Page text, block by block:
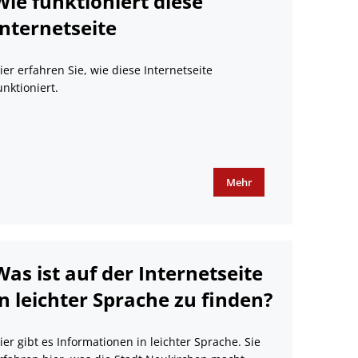
erfahren Sie, wie diese Internetseite
Mehr
ist auf der Internetseite
leichter Sprache zu finden?
gibt es Informationen in leichter Sprache. Sie